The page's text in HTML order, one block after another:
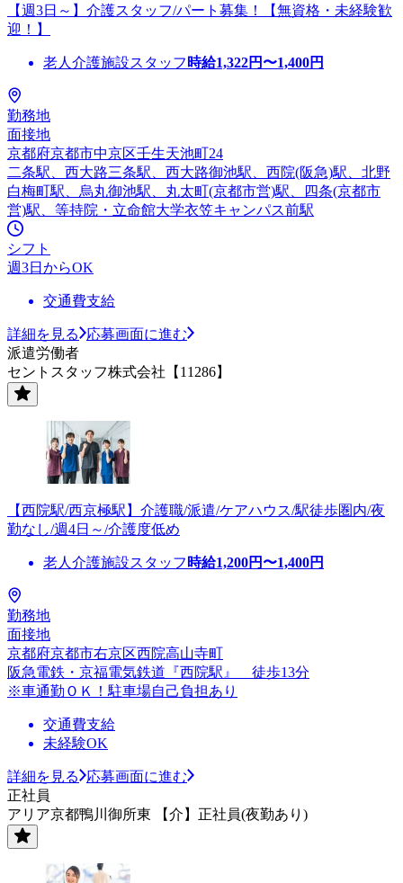
【週3日～】介護スタッフ/パート募集！【無資格・未経験歓
迎！】
老人介護施設スタッフ 時給1,322円〜1,400円
勤務地
面接地
京都府京都市中京区壬生天池町24
二条駅、西大路三条駅、西大路御池駅、西院(阪急)駅、北野
白梅町駅、烏丸御池駅、丸太町(京都市営)駅、四条(京都市
営)駅、等持院・立命館大学衣笠キャンパス前駅
シフト
週3日からOK
交通費支給
詳細を見る
応募画面に進む
派遣労働者
セントスタッフ株式会社【11286】
【西院駅/西京極駅】介護職/派遣/ケアハウス/駅徒歩圏内/夜
勤なし/週4日～/介護度低め
老人介護施設スタッフ 時給1,200円〜1,400円
勤務地
面接地
京都府京都市右京区西院高山寺町
阪急電鉄・京福電気鉄道『西院駅』 徒歩13分
※車通勤ＯＫ！駐車場自己負担あり
交通費支給
未経験OK
詳細を見る
応募画面に進む
正社員
アリア京都鴨川御所東 【介】正社員(夜勤あり)